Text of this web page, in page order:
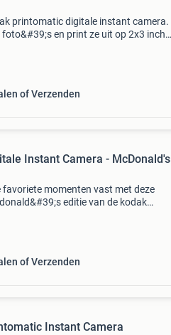
printomatic digitale instant camera.
en print ze uit op 2x3 inch
of Verzenden
Instant Camera - McDonald's
favoriete momenten vast met deze
editie van de kodak
of Verzenden
Instant Camera